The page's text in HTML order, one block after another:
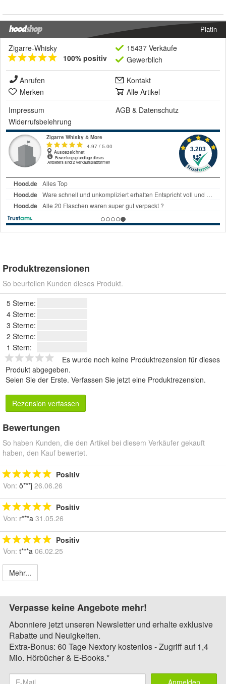
Platin
Zigarre-Whisky
100% positiv
15437 Verkäufe
Gewerblich
Anrufen
Kontakt
Merken
Alle Artikel
Impressum
AGB & Datenschutz
Widerrufsbelehrung
Produktrezensionen
So beurteilen Kunden dieses Produkt.
5 Sterne:
4 Sterne:
3 Sterne:
2 Sterne:
1 Stern:
Es wurde noch keine Produktrezension für dieses
Produkt abgegeben.
Seien Sie der Erste. Verfassen Sie jetzt eine Produktrezension.
Rezension verfassen
Bewertungen
So haben Kunden, die den Artikel bei diesem Verkäufer gekauft
haben, den Kauf bewertet.
Positiv
Von: ö***j 26.06.26
Positiv
Von: r***a 31.05.26
Positiv
Von: t***a 06.02.25
Mehr...
Verpasse keine Angebote mehr!
Abonniere jetzt unseren Newsletter und erhalte exklusive
Rabatte und Neuigkeiten.
Extra-Bonus: 60 Tage Nextory kostenlos - Zugriff auf 1,4
Mio. Hörbücher & E-Books.*
Anmelden